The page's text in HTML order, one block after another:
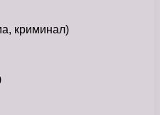
криминал)